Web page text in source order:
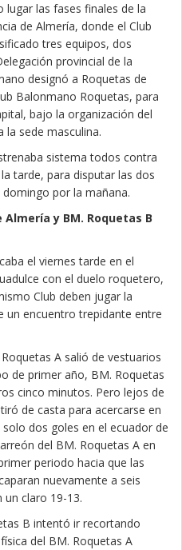
lugar las fases finales de la
de Almería, donde el Club
tres equipos, dos
provincial de la
designó a Roquetas de
Balonmano Roquetas, para
bajo la organización del
la sede masculina.
sistema todos contra
tarde, para disputar las dos
por la mañana.
Almería y BM. Roquetas B
el viernes tarde en el
con el duelo roquetero,
Club deben jugar la
un encuentro trepidante entre
A salió de vestuarios
de primer año, BM. Roquetas
cinco minutos. Pero lejos de
de casta para acercarse en
dos goles en el ecuador de
del BM. Roquetas A en
periodo hacia que las
nuevamente a seis
un claro 19-13.
B intentó ir recortando
del BM. Roquetas A